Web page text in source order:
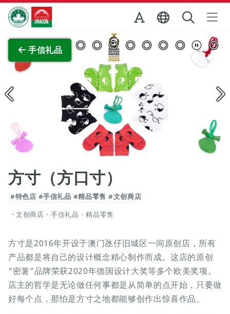
跳至主内容
澳门特别行政区政府旅游局
手信礼品
方寸（方口寸）
#特色店 #手信礼品 #精品零售 #文创商店
文创商店 ・手信礼品 ・精品零售
方寸是2016年开设于澳门氹仔旧城区一间原创店，所有
产品都是将自己的设计概念精心制作而成。这店的原创
“密薯”品牌荣获2020年德国设计大奖等多个欧美奖项。
店主的哲学是无论做任何事都是从简单的点开始，只要做
好每个点，那怕是方寸之地都能够创作出惊喜作品。